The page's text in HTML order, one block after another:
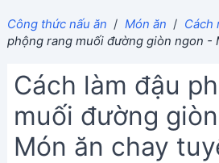
Công thức nấu ăn / Món ăn / Cách
phộng rang muối đường giòn ngon -
Cách làm đậu
muối đường
Món ăn chay